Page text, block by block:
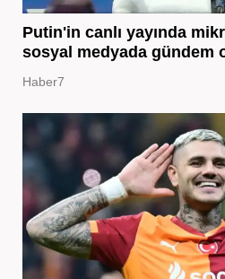
Putin'in canlı yayında
sosyal medyada gündem
Haber7